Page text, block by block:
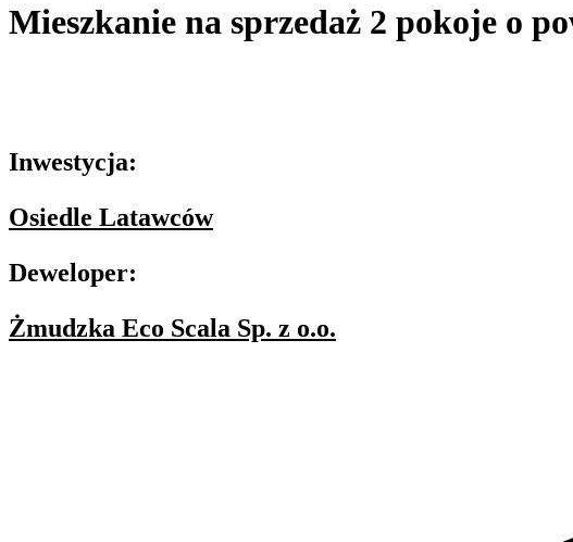
Mieszkanie na sprzedaż 2 pokoje o
Inwestycja:
Osiedle Latawców
Deweloper:
Żmudzka Eco Scala Sp. z o.o.